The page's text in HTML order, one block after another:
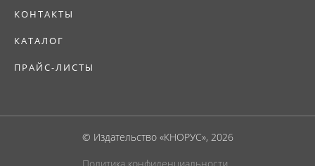
КОНТАКТЫ
КАТАЛОГ
ПРАЙС-ЛИСТЫ
© Издательство «КНОРУС», 2026